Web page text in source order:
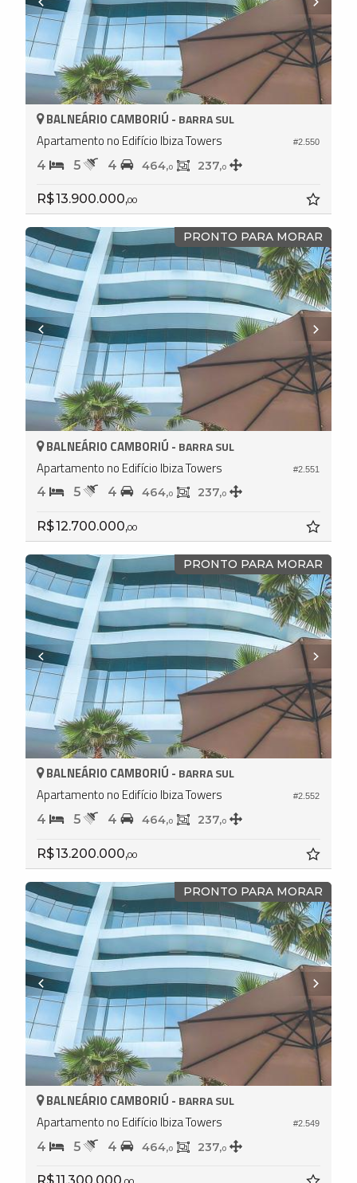
#2.550
BALNEÁRIO CAMBORIÚ - BARRA SUL
Apartamento no Edifício Ibiza Towers
4 5 4 464,0 237,0
R$ 13.900.000,00
PRONTO PARA MORAR
#2.551
BALNEÁRIO CAMBORIÚ - BARRA SUL
Apartamento no Edifício Ibiza Towers
4 5 4 464,0 237,0
R$ 12.700.000,00
PRONTO PARA MORAR
#2.552
BALNEÁRIO CAMBORIÚ - BARRA SUL
Apartamento no Edifício Ibiza Towers
4 5 4 464,0 237,0
R$ 13.200.000,00
PRONTO PARA MORAR
#2.549
BALNEÁRIO CAMBORIÚ - BARRA SUL
Apartamento no Edifício Ibiza Towers
4 5 4 464,0 237,0